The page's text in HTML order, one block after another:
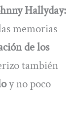
Hallyday:
memorias
de los
también
y no poco